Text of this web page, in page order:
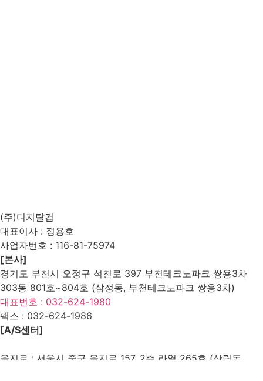
(주)디지탈컴
대표이사 : 정용호
사업자번호 : 116-81-75974
[본사]
경기도 부천시 오정구 석천로 397 부천테크노파크 쌍용3차
303동 801호~804호 (삼정동, 부천테크노파크 쌍용3차)
대표번호 : 032-624-1980
팩스 : 032-624-1986
[A/S센터]
을지로 : 서울시 중구 을지로 157, 2층 라열 265호 (산림동,